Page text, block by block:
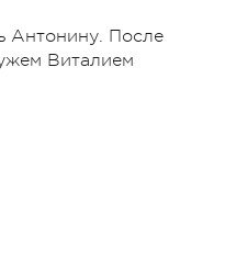
Антонину. После
Виталием